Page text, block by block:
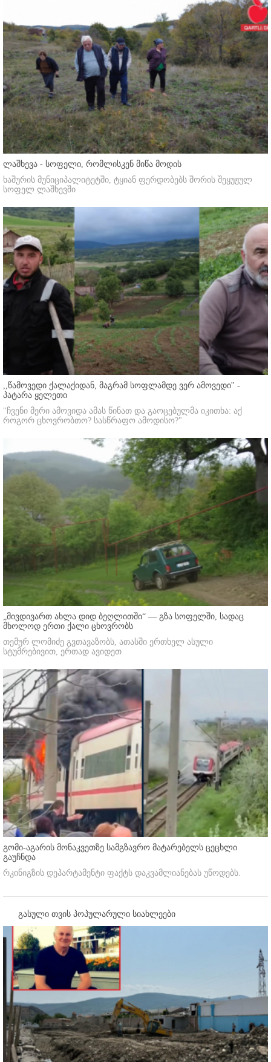
ლაშხევა - სოფელი, რომლისკენ მიწა მოდის
ხაშურის მუნიციპალიტეტში, ტყიან ფერდობებს შორის შეყუჟულ
სოფელ ლაშხევში
,,წამოვედი ქალაქიდან, მაგრამ სოფლამდე ვერ ამოვედი'' -
პატარა ყელეთი
"ჩვენი მერი ამოვიდა ამას წინათ და გაოცებულმა იკითხა: აქ
როგორ ცხოვრობთო? სასწრაფო ამოდისო?"
„მივდივართ ახლა დიდ ბეღლითში“ — გზა სოფელში, სადაც
მხოლოდ ერთი ქალი ცხოვრობს
თემურ ლომიძე გვთავაზობს, ათასში ერთხელ ასული
სტუმრებივით, ერთად ავიდეთ
გომი-აგარის მონაკვეთზე სამგზავრო მატარებელს ცეცხლი
გაუჩნდა
რკინიგზის დეპარტამენტი ფაქტს დაკვამლიანებას უწოდებს.
გასული თვის პოპულარული სიახლეები